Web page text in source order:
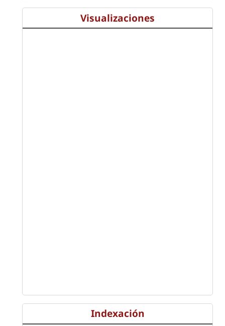
Visualizaciones
Indexación